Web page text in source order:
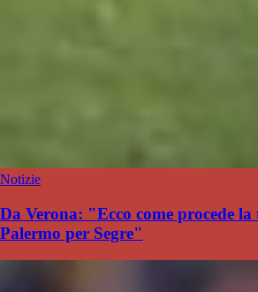
Notizie
Da Verona: "Ecco come procede
Palermo per Segre"